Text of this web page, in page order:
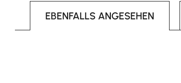
EBENFALLS ANGESEHEN